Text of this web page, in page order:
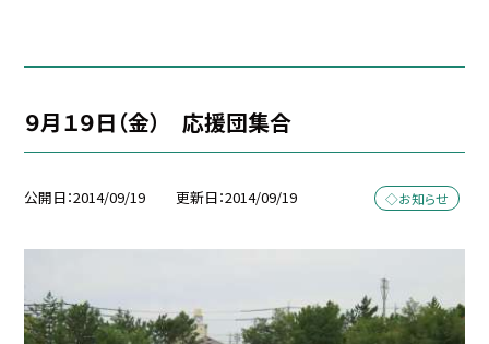
９月１９日（金） 応援団集合
公開日 2014/09/19 更新日 2014/09/19 ◇お知らせ